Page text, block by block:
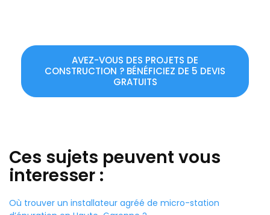
AVEZ-VOUS DES PROJETS DE
CONSTRUCTION ? BÉNÉFICIEZ DE 5 DEVIS
GRATUITS
Ces sujets peuvent vous
interesser :
Où trouver un installateur agréé de micro-station